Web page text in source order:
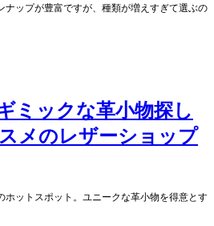
ナップが豊富ですが、種類が増えすぎて選ぶの
ミックな革小物探し
メのレザーショップ
ホットスポット。ユニークな革小物を得意とす